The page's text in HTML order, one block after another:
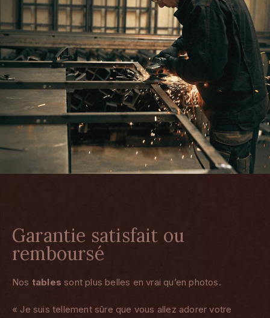
Garantie satisfait ou
remboursé
Nos tables sont plus belles en vrai qu’en photos.
« Je suis tellement sûre que vous allez adorer votre